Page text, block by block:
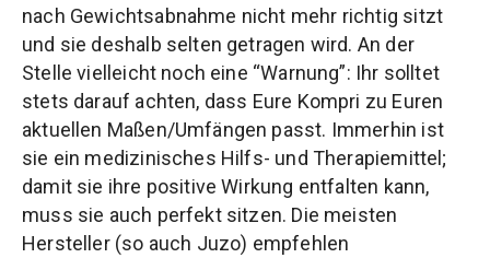
nach Gewichtsabnahme nicht mehr richtig sitzt
und sie deshalb selten getragen wird. An der
Stelle vielleicht noch eine “Warnung”: Ihr solltet
stets darauf achten, dass Eure Kompri zu Euren
aktuellen Maßen/Umfängen passt. Immerhin ist
sie ein medizinisches Hilfs- und Therapiemittel;
damit sie ihre positive Wirkung entfalten kann,
muss sie auch perfekt sitzen. Die meisten
Hersteller (so auch Juzo) empfehlen